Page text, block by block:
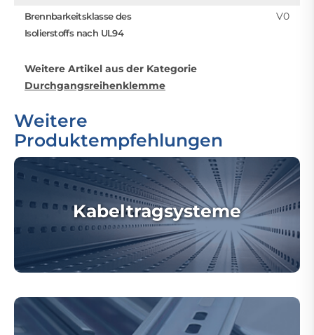
Brennbarkeitsklasse des
Isolierstoffs nach UL94
V0
Weitere Artikel aus der Kategorie
Durchgangsreihenklemme
Weitere
Produktempfehlungen
Kabeltragsysteme